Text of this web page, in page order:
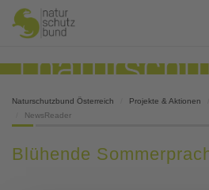
Naturschutzbund Österreich Projekte & Aktionen
NewsReader
Blühende